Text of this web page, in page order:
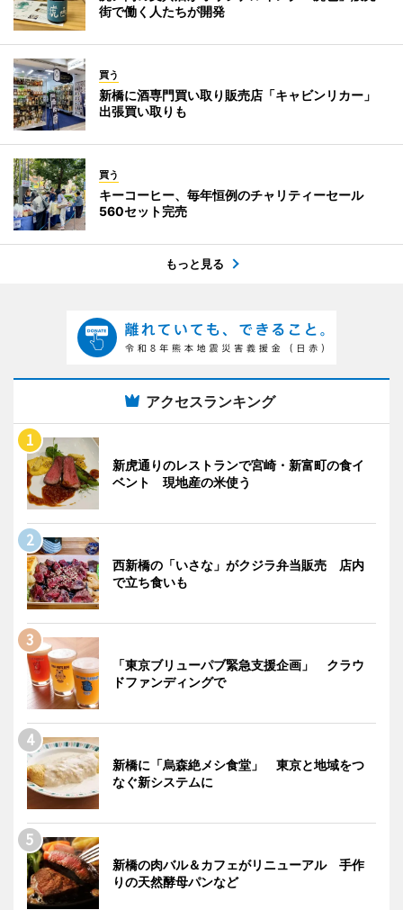
街で働く人たちが開発
買う
新橋に酒専門買い取り販売店「キャビンリカー」
出張買い取りも
買う
キーコーヒー、毎年恒例のチャリティーセール
560セット完売
もっと見る
アクセスランキング
新虎通りのレストランで宮崎・新富町の食イ
ベント 現地産の米使う
西新橋の「いさな」がクジラ弁当販売 店内
で立ち食いも
「東京ブリューパブ緊急支援企画」 クラウ
ドファンディングで
新橋に「烏森絶メシ食堂」 東京と地域をつ
なぐ新システムに
新橋の肉バル＆カフェがリニューアル 手作
りの天然酵母パンなど